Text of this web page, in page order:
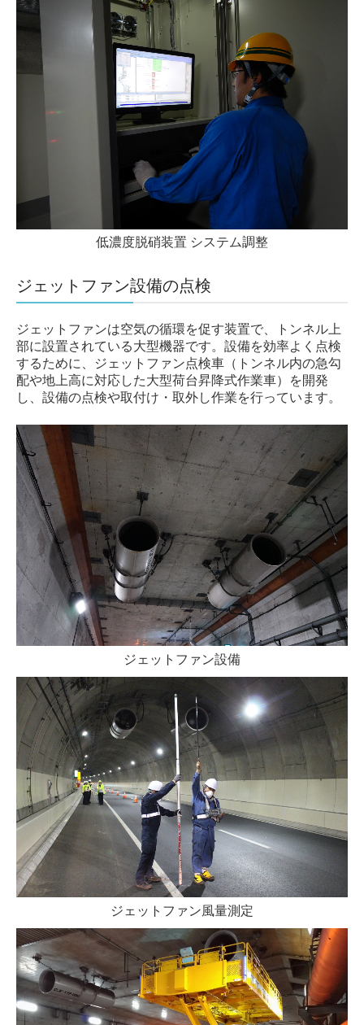
低濃度脱硝装置 システム調整
ジェットファン設備の点検
ジェットファンは空気の循環を促す装置で、トンネル上
部に設置されている大型機器です。設備を効率よく点検
するために、ジェットファン点検車（トンネル内の急勾
配や地上高に対応した大型荷台昇降式作業車）を開発
し、設備の点検や取付け・取外し作業を行っています。
ジェットファン設備
ジェットファン風量測定